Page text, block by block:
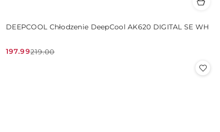
DEEPCOOL Chłodzenie DeepCool AK620 DIGITAL SE WH
Cena
197.99
Cena
219.00